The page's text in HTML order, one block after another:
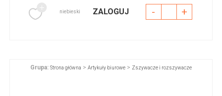
niebieski ZALOGUJ - +
Grupa: Strona główna > Artykuły biurowe > Zszywacze i rozszywacze